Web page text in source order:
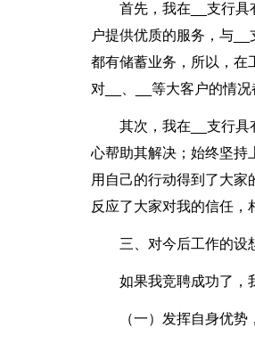
首先，我在__支行具
户提供优质的服务，与
都有储蓄业务，所以，在
对__、__等大客户的情
其次，我在__支行具
心帮助其解决；始终坚持
用自己的行动得到了大家
反应了大家对我的信任，
三、对今后工作的设
如果我竞聘成功了，
（一）发挥自身优势